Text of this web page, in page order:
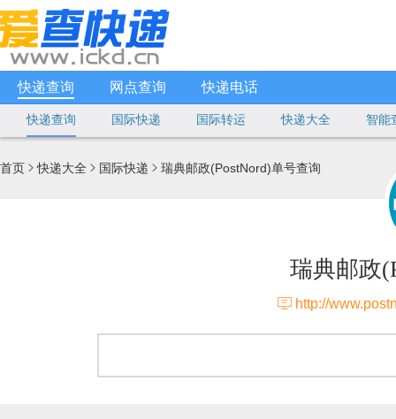
快递查询 网点查询 快递电话
快递查询 国际快递 国际转运 快递大全 智能
首页 快递大全  国际快递  瑞典邮政(PostNord)单号查询
瑞典邮政
 http://